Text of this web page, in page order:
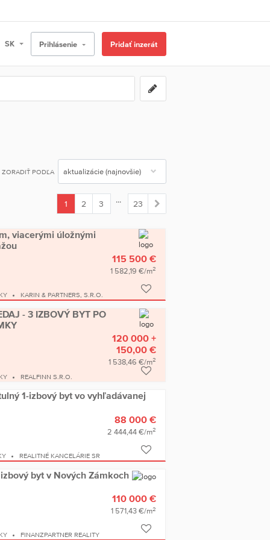
Prihlásenie Pridať inzerát
ZORADIŤ PODĽA
1
2 3 ... 23
viacerými úložnými
115 500 €
1 582,19 €/m2
KARIN & PARTNERS, S.R.O.
- 3 IZBOVÝ BYT PO
120 000 +
150,00 €
1 538,46 €/m2
REALFINN S.R.O.
1-izbový byt vo vyhľadávanej
88 000 €
2 444,44 €/m2
REALITNÉ KANCELÁRIE SR
byt v Nových Zámkoch
110 000 €
1 571,43 €/m2
FINANZPARTNER REALITY